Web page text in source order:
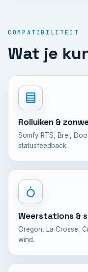
COMPATIBILITEIT
Wat je
Rolluiken &
Somfy RTS, Brel,
statusfeedback.
Weerstations &
Oregon, La Crosse,
wind.